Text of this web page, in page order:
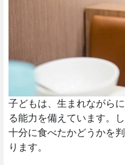
子どもは、生まれながら
る能力を備えています。
十分に食べたかどうかを
ります。